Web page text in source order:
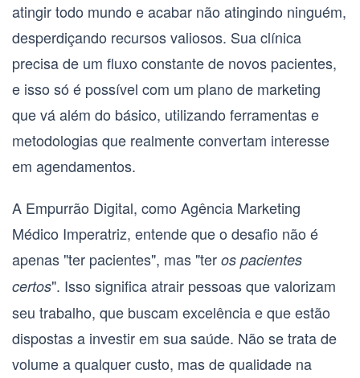
atingir todo mundo e acabar não atingindo ninguém,
desperdiçando recursos valiosos. Sua clínica
precisa de um fluxo constante de novos pacientes,
e isso só é possível com um plano de marketing
que vá além do básico, utilizando ferramentas e
metodologias que realmente convertam interesse
em agendamentos.
A Empurrão Digital, como Agência Marketing
Médico Imperatriz, entende que o desafio não é
apenas "ter pacientes", mas "ter os pacientes
certos". Isso significa atrair pessoas que valorizam
seu trabalho, que buscam excelência e que estão
dispostas a investir em sua saúde. Não se trata de
volume a qualquer custo, mas de qualidade na